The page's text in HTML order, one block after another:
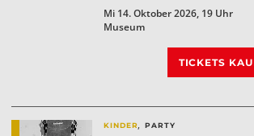
Mi 14. Oktober 2026, 19 Uhr
Museum
TICKETS
KINDER,PARTY